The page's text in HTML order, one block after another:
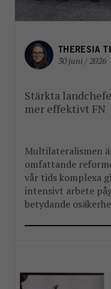
THERESIA
30 juni / 2026
Stärkta
mer effektivt FN
Multilateralismen
omfattande
vår tids komplexa
intensivt arbete
betydande
välkommen del i